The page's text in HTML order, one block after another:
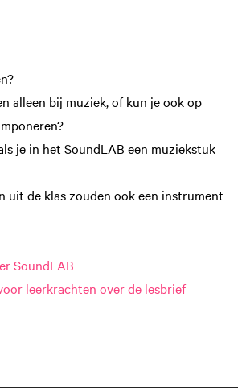
alleen bij muziek, of kun je ook op
je in het SoundLAB een muziekstuk
uit de klas zouden ook een instrument
SoundLAB
leerkrachten over de lesbrief